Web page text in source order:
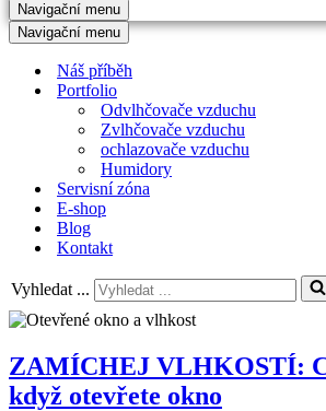
Navigační menu
Navigační menu
Náš příběh
Portfolio
Odvlhčovače vzduchu
Zvlhčovače vzduchu
ochlazovače vzduchu
Humidory
Servisní zóna
E-shop
Blog
Kontakt
Vyhledat ...
ZAMÍCHEJ VLHKOSTÍ:
když otevřete okno